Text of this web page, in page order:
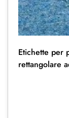
Etichette per
rettangolare